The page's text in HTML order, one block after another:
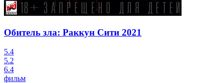
Обитель зла: Раккун Сити 2021
5.4
5.2
6.4
фильм